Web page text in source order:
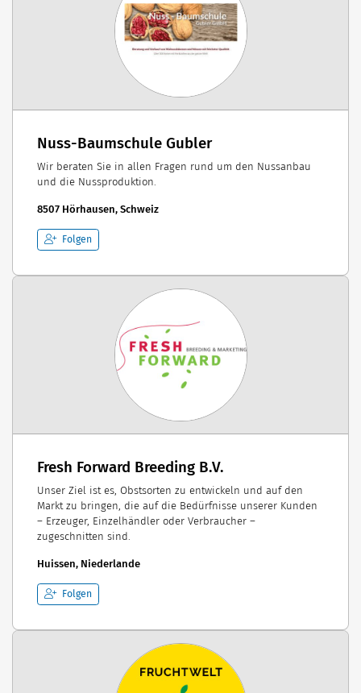
Nuss-Baumschule Gubler
Wir beraten Sie in allen Fragen rund um den Nussanbau
und die Nussproduktion.
8507 Hörhausen, Schweiz
Folgen
Fresh Forward Breeding B.V.
Unser Ziel ist es, Obstsorten zu entwickeln und auf den
Markt zu bringen, die auf die Bedürfnisse unserer Kunden
– Erzeuger, Einzelhändler oder Verbraucher –
zugeschnitten sind.
Huissen, Niederlande
Folgen